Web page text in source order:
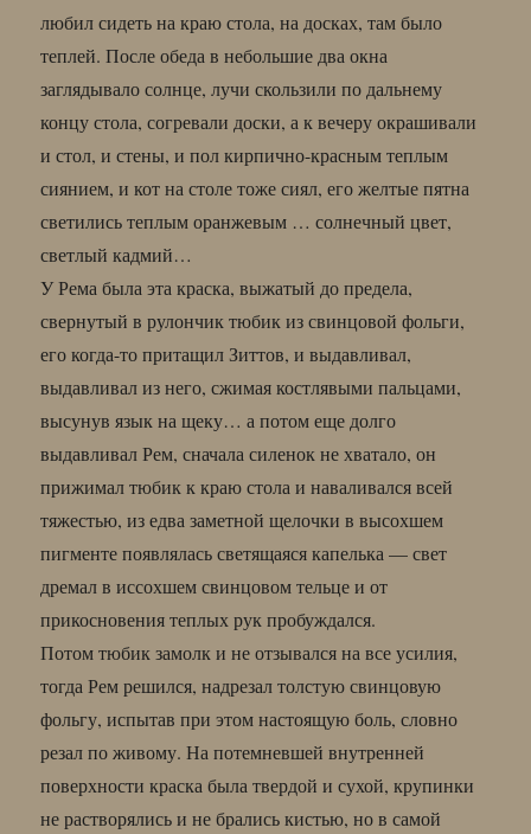
любил сидеть на краю стола, на досках, там было
теплей. После обеда в небольшие два окна
заглядывало солнце, лучи скользили по дальнему
концу стола, согревали доски, а к вечеру окрашивали
и стол, и стены, и пол кирпично-красным теплым
сиянием, и кот на столе тоже сиял, его желтые пятна
светились теплым оранжевым … солнечный цвет,
светлый кадмий…
У Рема была эта краска, выжатый до предела,
свернутый в рулончик тюбик из свинцовой фольги,
его когда-то притащил Зиттов, и выдавливал,
выдавливал из него, сжимая костлявыми пальцами,
высунув язык на щеку… а потом еще долго
выдавливал Рем, сначала силенок не хватало, он
прижимал тюбик к краю стола и наваливался всей
тяжестью, из едва заметной щелочки в высохшем
пигменте появлялась светящаяся капелька — свет
дремал в иссохшем свинцовом тельце и от
прикосновения теплых рук пробуждался.
Потом тюбик замолк и не отзывался на все усилия,
тогда Рем решился, надрезал толстую свинцовую
фольгу, испытав при этом настоящую боль, словно
резал по живому. На потемневшей внутренней
поверхности краска была твердой и сухой, крупинки
не растворялись и не брались кистью, но в самой